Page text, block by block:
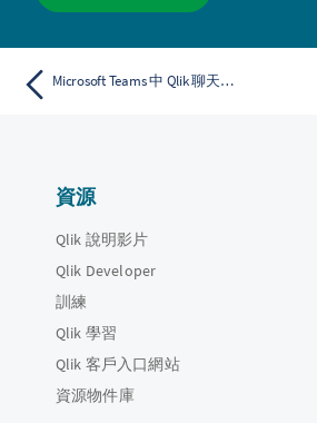
Microsoft Teams 中 Qlik 聊天機器人應用程式的可用性
資源
Qlik 說明影片
Qlik Developer
訓練
Qlik 學習
Qlik 客戶入口網站
資源物件庫